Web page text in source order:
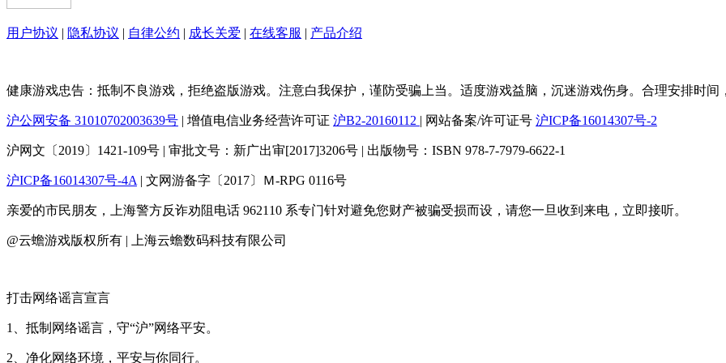
用户协议 | 隐私协议 | 自律公约 | 成长关爱 | 在线客服 | 产品介绍
健康游戏忠告：抵制不良游戏，拒绝盗版游戏。注意白我保护，谨防受骗上当。适度游戏益脑，沉迷游戏伤身。合理安排时间
沪公网安备 31010702003639号 | 增值电信业务经营许可证 沪B2-20160112 | 网站备案/许可证号 沪ICP备16014307号-2
沪网文〔2019〕1421-109号 | 审批文号：新广出审[2017]3206号 | 出版物号：ISBN 978-7-7979-6622-1
沪ICP备16014307号-4A | 文网游备字〔2017〕Ｍ-RPG 0116号
亲爱的市民朋友，上海警方反诈劝阻电话 962110 系专门针对避免您财产被骗受损而设，请您一旦收到来电，立即接听。
@云蟾游戏版权所有 | 上海云蟾数码科技有限公司
打击网络谣言宣言
1、抵制网络谣言，守“沪”网络平安。
2、净化网络环境，平安与你同行。